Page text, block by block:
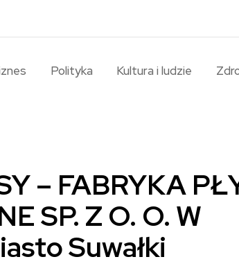
Polityka Kultura i ludzie
– FABRYKA
SP. Z O. O. W
Suwałki